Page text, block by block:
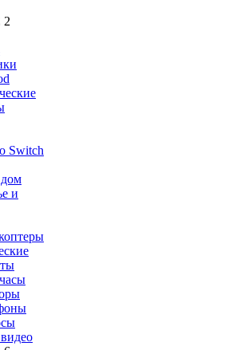
Switch
и